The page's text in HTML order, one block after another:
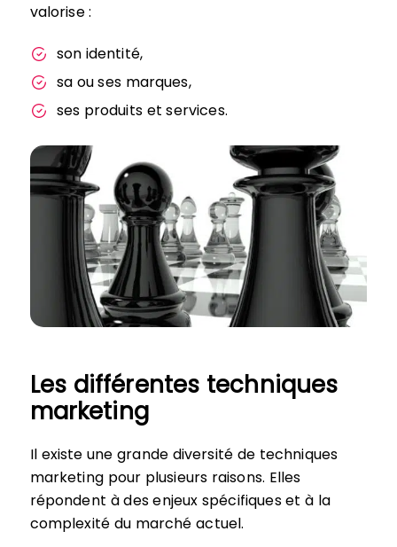
valorise :
son identité,
sa ou ses marques,
ses produits et services.
Les différentes techniques
marketing
Il existe une grande diversité de techniques
marketing pour plusieurs raisons. Elles
répondent à des enjeux spécifiques et à la
complexité du marché actuel.